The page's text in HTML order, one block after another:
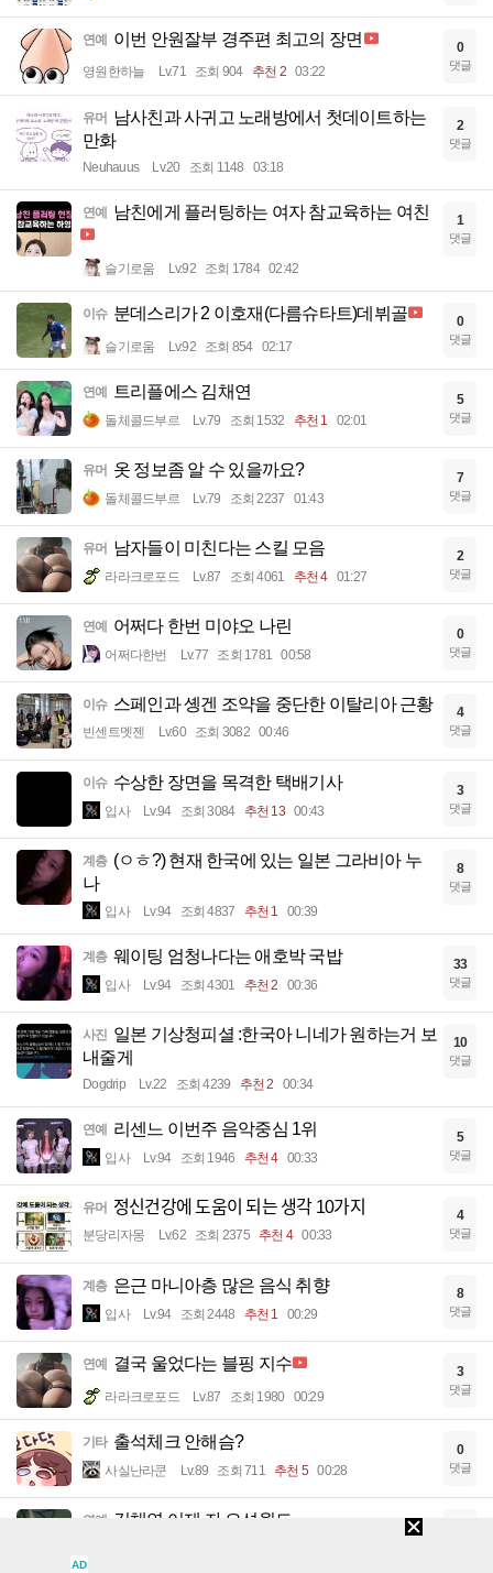
연예 이번 안원잘부 경주편 최고의 장면
영원한하늘 Lv.71 조회 904 추천 2 03:22
0
댓글
유머 남사친과 사귀고 노래방에서 첫데이트하는
만화
Neuhauus Lv.20 조회 1148 03:18
2
댓글
연예 남친에게 플러팅하는 여자 참교육하는 여친
슬기로움 Lv.92 조회 1784 02:42
1
댓글
이슈 분데스리가 2 이호재(다름슈타트)데뷔골
슬기로움 Lv.92 조회 854 02:17
0
댓글
연예 트리플에스 김채연
돌체콜드부르 Lv.79 조회 1532 추천 1 02:01
5
댓글
유머 옷 정보좀 알 수 있을까요?
돌체콜드부르 Lv.79 조회 2237 01:43
7
댓글
유머 남자들이 미친다는 스킬 모음
라라크로포드 Lv.87 조회 4061 추천 4 01:27
2
댓글
연예 어쩌다 한번 미야오 나린
어쩌다한번 Lv.77 조회 1781 00:58
0
댓글
이슈 스페인과 솅겐 조약을 중단한 이탈리아 근황
빈센트멧젠 Lv.60 조회 3082 00:46
4
댓글
이슈 수상한 장면을 목격한 택배기사
입사 Lv.94 조회 3084 추천 13 00:43
3
댓글
계층 (ㅇㅎ?) 현재 한국에 있는 일본 그라비아 누
나
입사 Lv.94 조회 4837 추천 1 00:39
8
댓글
계층 웨이팅 엄청나다는 애호박 국밥
입사 Lv.94 조회 4301 추천 2 00:36
33
댓글
사진 일본 기상청피셜 :한국아 니네가 원하는거 보
내줄게
Dogdrip Lv.22 조회 4239 추천 2 00:34
10
댓글
연예 리센느 이번주 음악중심 1위
입사 Lv.94 조회 1946 추천 4 00:33
5
댓글
유머 정신건강에 도움이 되는 생각 10가지
분당리자몽 Lv.62 조회 2375 추천 4 00:33
4
댓글
계층 은근 마니아층 많은 음식 취향
입사 Lv.94 조회 2448 추천 1 00:29
8
댓글
연예 결국 울었다는 블핑 지수
라라크로포드 Lv.87 조회 1980 00:29
3
댓글
기타 출석체크 안해슴?
사실난라쿤 Lv.89 조회 711 추천 5 00:28
0
댓글
연예 김채연 어제 자 오션월드
AD